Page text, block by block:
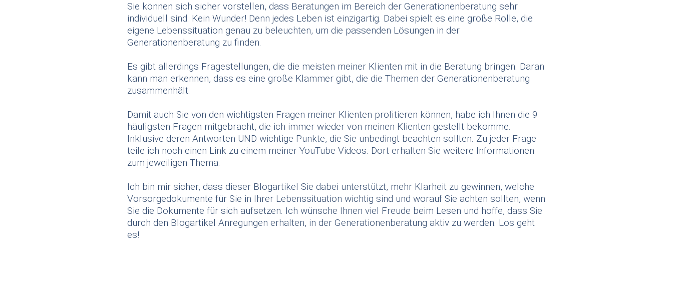
Sie können sich sicher vorstellen, dass Beratungen im Bereich der Generationenberatung sehr
individuell sind. Kein Wunder! Denn jedes Leben ist einzigartig. Dabei spielt es eine große Rolle, die
eigene Lebenssituation genau zu beleuchten, um die passenden Lösungen in der
Generationenberatung zu finden.
Es gibt allerdings Fragestellungen, die die meisten meiner Klienten mit in die Beratung bringen. Daran
kann man erkennen, dass es eine große Klammer gibt, die die Themen der Generationenberatung
zusammenhält.
Damit auch Sie von den wichtigsten Fragen meiner Klienten profitieren können, habe ich Ihnen die 9
häufigsten Fragen mitgebracht, die ich immer wieder von meinen Klienten gestellt bekomme.
Inklusive deren Antworten UND wichtige Punkte, die Sie unbedingt beachten sollten. Zu jeder Frage
teile ich noch einen Link zu einem meiner YouTube Videos. Dort erhalten Sie weitere Informationen
zum jeweiligen Thema.
Ich bin mir sicher, dass dieser Blogartikel Sie dabei unterstützt, mehr Klarheit zu gewinnen, welche
Vorsorgedokumente für Sie in Ihrer Lebenssituation wichtig sind und worauf Sie achten sollten, wenn
Sie die Dokumente für sich aufsetzen. Ich wünsche Ihnen viel Freude beim Lesen und hoffe, dass Sie
durch den Blogartikel Anregungen erhalten, in der Generationenberatung aktiv zu werden. Los geht
es!